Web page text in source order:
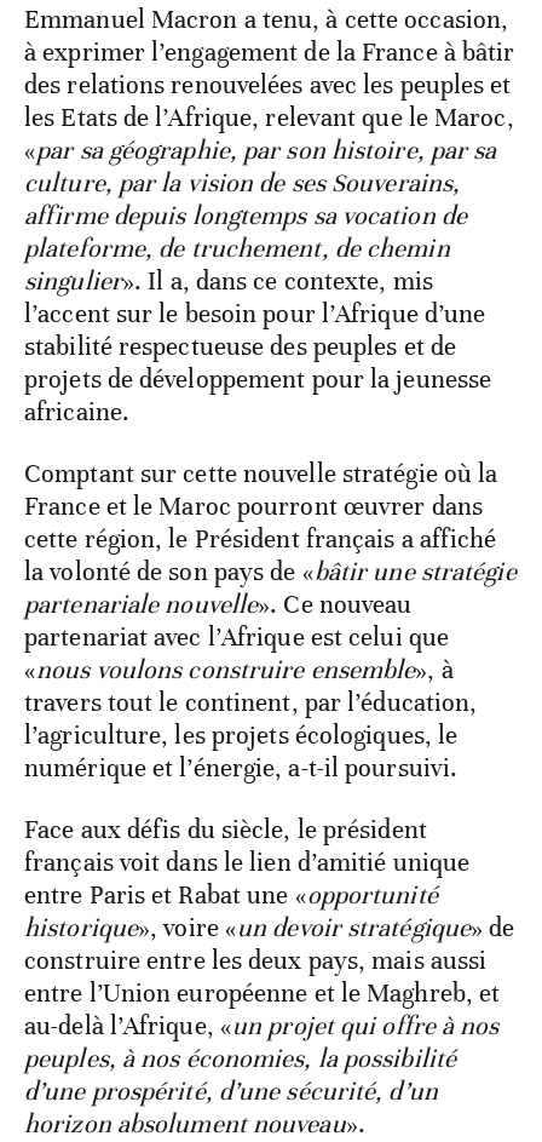
Emmanuel Macron a tenu, à cette occasion,
à exprimer l’engagement de la France à bâtir
des relations renouvelées avec les peuples et
les Etats de l’Afrique, relevant que le Maroc,
«par sa géographie, par son histoire, par sa
culture, par la vision de ses Souverains,
affirme depuis longtemps sa vocation de
plateforme, de truchement, de chemin
singulier». Il a, dans ce contexte, mis
l’accent sur le besoin pour l’Afrique d’une
stabilité respectueuse des peuples et de
projets de développement pour la jeunesse
africaine.
Comptant sur cette nouvelle stratégie où la
France et le Maroc pourront œuvrer dans
cette région, le Président français a affiché
la volonté de son pays de «bâtir une stratégie
partenariale nouvelle». Ce nouveau
partenariat avec l’Afrique est celui que
«nous voulons construire ensemble», à
travers tout le continent, par l’éducation,
l’agriculture, les projets écologiques, le
numérique et l’énergie, a-t-il poursuivi.
Face aux défis du siècle, le président
français voit dans le lien d’amitié unique
entre Paris et Rabat une «opportunité
historique», voire «un devoir stratégique» de
construire entre les deux pays, mais aussi
entre l’Union européenne et le Maghreb, et
au-delà l’Afrique, «un projet qui offre à nos
peuples, à nos économies, la possibilité
d’une prospérité, d’une sécurité, d’un
horizon absolument nouveau».